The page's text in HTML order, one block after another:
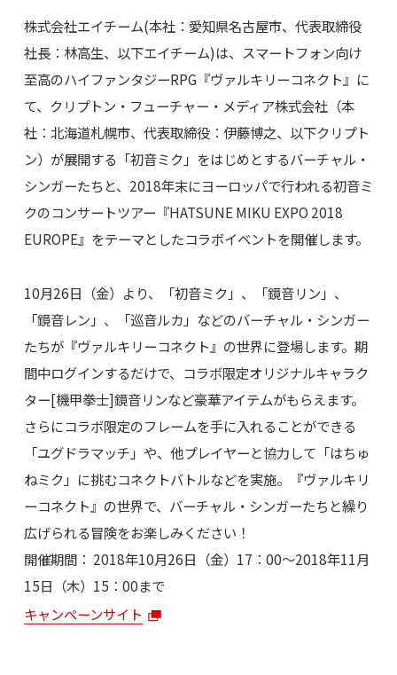
株式会社エイチーム(本社：愛知県名古屋市、代表取締役
社長：林高生、以下エイチーム)は、スマートフォン向け
至高のハイファンタジーRPG『ヴァルキリーコネクト』に
て、クリプトン・フューチャー・メディア株式会社（本
社：北海道札幌市、代表取締役：伊藤博之、以下クリプト
ン）が展開する「初音ミク」をはじめとするバーチャル・
シンガーたちと、2018年末にヨーロッパで行われる初音ミ
クのコンサートツアー『HATSUNE MIKU EXPO 2018
EUROPE』をテーマとしたコラボイベントを開催します。
10月26日（金）より、「初音ミク」、「鏡音リン」、
「鏡音レン」、「巡音ルカ」などのバーチャル・シンガー
たちが『ヴァルキリーコネクト』の世界に登場します。期
間中ログインするだけで、コラボ限定オリジナルキャラク
ター[機甲拳士]鏡音リンなど豪華アイテムがもらえます。
さらにコラボ限定のフレームを手に入れることができる
「ユグドラマッチ」や、他プレイヤーと協力して「はちゅ
ねミク」に挑むコネクトバトルなどを実施。『ヴァルキリ
ーコネクト』の世界で、バーチャル・シンガーたちと繰り
広げられる冒険をお楽しみください！
開催期間： 2018年10月26日（金）17：00～2018年11月
15日（木）15：00まで
キャンペーンサイト